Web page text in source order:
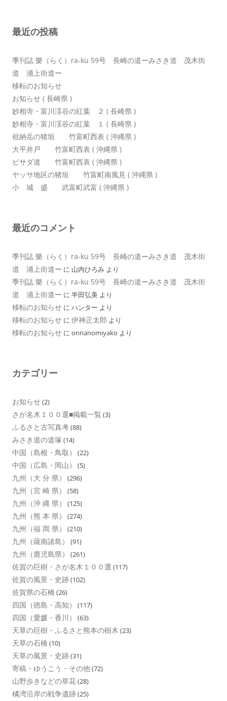
ョ
最近の投稿
季刊誌 樂（らく）ra-ku 59号 長崎の道ーみさき道 茂木街
道 浦上街道ー
移転のお知らせ
お知らせ ( 長崎県 )
妙相寺・富川渓谷の紅葉 ２ ( 長崎県 )
妙相寺・富川渓谷の紅葉 １ ( 長崎県 )
祖納岳の猪垣 竹富町西表 ( 沖縄県 )
大平井戸 竹富町西表 ( 沖縄県 )
ピサダ道 竹富町西表 ( 沖縄県 )
ヤッサ地区の猪垣 竹富町南風見 ( 沖縄県 )
小 城 盛 武富町武富 ( 沖縄県 )
最近のコメント
季刊誌 樂（らく）ra-ku 59号 長崎の道ーみさき道 茂木街
道 浦上街道ー に 山内ひろみ より
季刊誌 樂（らく）ra-ku 59号 長崎の道ーみさき道 茂木街
道 浦上街道ー に 半田弘美 より
移転のお知らせ に ハンター より
移転のお知らせ に 伊神正太郎 より
移転のお知らせ に onnanomiyako より
カテゴリー
お知らせ(2)
さが名木１００選■掲載一覧 (3)
ふるさと古写真考(88)
みさき道の道塚 (14)
中国（島根・鳥取） (22)
中国（広島・岡山） (5)
九州（大 分 県） (296)
九州（宮 崎 県） (58)
九州（沖 縄 県） (125)
九州（熊 本 県） (274)
九州（福 岡 県） (210)
九州（薩南諸島） (91)
九州（鹿児島県） (261)
佐賀の巨樹・さが名木１００選 (117)
佐賀の風景・史跡(102)
佐賀県の石橋 (26)
四国（徳島・高知） (117)
四国（愛媛・香川） (63)
天草の巨樹・ふるさと熊本の樹木 (23)
天草の石橋 (10)
天草の風景・史跡(31)
寄稿・ゆうこう・その他(72)
山野歩きなどの草花(28)
橘湾沿岸の戦争遺跡(25)